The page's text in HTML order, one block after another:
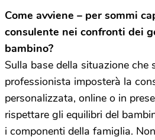
Come avviene – per sommi
consulente nei confronti dei
bambino?
Sulla base della situazione che
professionista imposterà la
personalizzata, online o in
rispettare gli equilibri del
i componenti della famiglia.